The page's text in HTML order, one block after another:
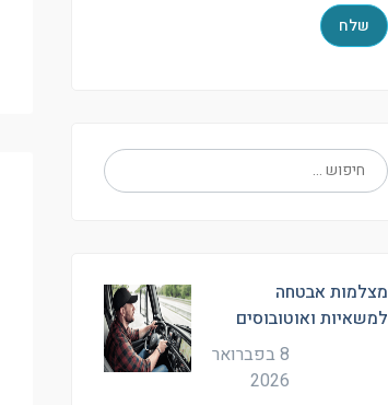
מצלמות אבטחה
למשאיות ואוטובוסים
8 בפברואר
2026